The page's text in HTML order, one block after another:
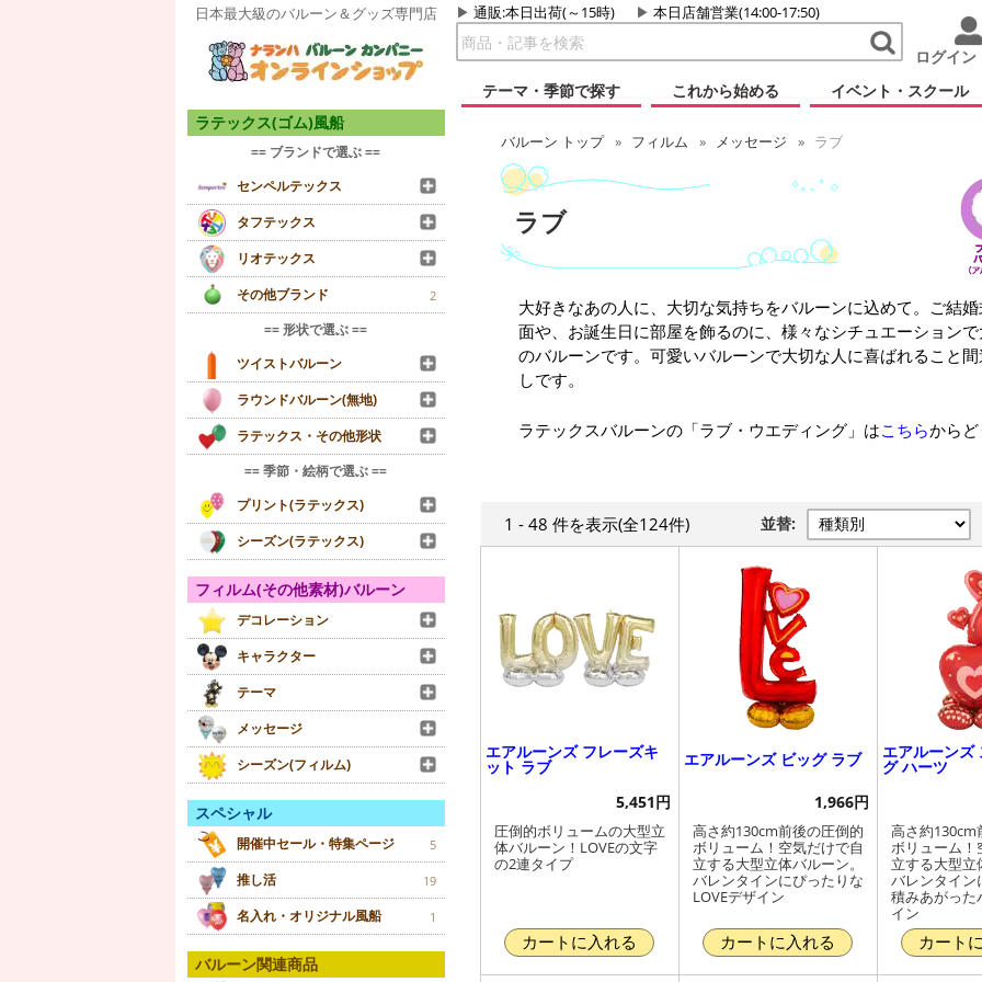
日本最大級のバルーン＆グッズ専門店 通販:本日出荷(～15時) 本日店舗営業(14:00-17:50)
ログイン
テーマ・季節で探す
これから始める イベント・スクール
ラテックス(ゴム)風船
== ブランドで選ぶ ==
センペルテックス
タフテックス
リオテックス
その他ブランド
2
== 形状で選ぶ ==
ツイストバルーン
ラウンドバルーン(無地)
ラテックス・その他形状
== 季節・絵柄で選ぶ ==
プリント(ラテックス)
シーズン(ラテックス)
フィルム(その他素材)バルーン
デコレーション
キャラクター
テーマ
メッセージ
シーズン(フィルム)
スペシャル
開催中セール・特集ページ 5
推し活 19
名入れ・オリジナル風船 1
バルーン関連商品
バルーン トップ フィルム メッセージ ラブ
ラブ
大好きなあの人に、大切な気持ちをバルーンに込めて。ご結
面や、お誕生日に部屋を飾るのに、様々なシチュエーション
のバルーンです。可愛いバルーンで大切な人に喜ばれること
しです。
ラテックスバルーンの「ラブ・ウエディング」はこちらから
1 - 48 件を表示(全124件) 並替:
エアルーンズ フレーズキ
ット ラブ
5,451円
圧倒的ボリュームの大型立
体バルーン！LOVEの文字
の2連タイプ
カートに入れる
エアルーンズ ビッグ ラブ
1,966円
高さ約130cm前後の圧倒的
ボリューム！空気だけで自
立する大型立体バルーン。
バレンタインにぴったりな
LOVEデザイン
カートに入れる
エアルーンズ
グ ハーツ
高さ約130cm
ボリューム！
立する大型立
バレンタイン
積みあがった
イン
カート